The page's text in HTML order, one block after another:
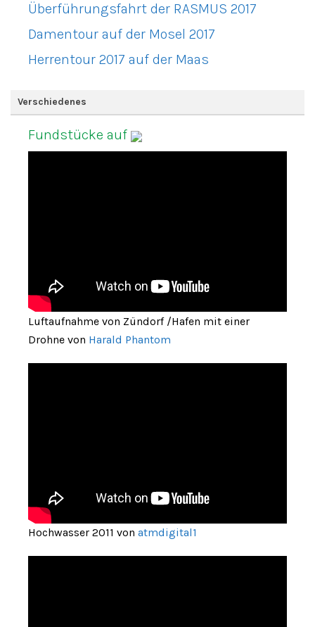
Überführungsfahrt der RASMUS 2017
Damentour auf der Mosel 2017
Herrentour 2017 auf der Maas
Verschiedenes
Fundstücke auf
Luftaufnahme von Zündorf /Hafen mit einer
Drohne von Harald Phantom
Hochwasser 2011 von atmdigital1